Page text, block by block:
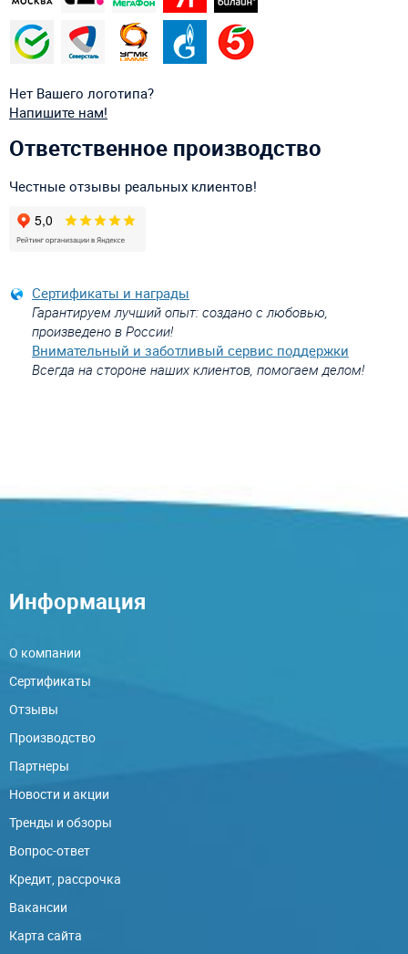
Нет Вашего логотипа?
Напишите нам!
Ответственное производство
Честные отзывы реальных клиентов!
Сертификаты и награды
Гарантируем лучший опыт: создано с любовью,
произведено в России!
Внимательный и заботливый сервис поддержки
Всегда на стороне наших клиентов, помогаем делом!
Информация
О компании
Сертификаты
Отзывы
Производство
Партнеры
Новости и акции
Тренды и обзоры
Вопрос-ответ
Кредит, рассрочка
Вакансии
Карта сайта